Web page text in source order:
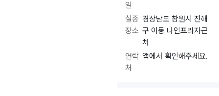
일
실종
장소
경상남도 창원시 진해
구 이동 나인프라자근
처
연락
처
앱에서 확인해주세요.